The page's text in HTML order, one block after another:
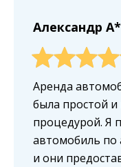
Александр
Аренда
была простой
процедурой. Я
автомобиль по
и они